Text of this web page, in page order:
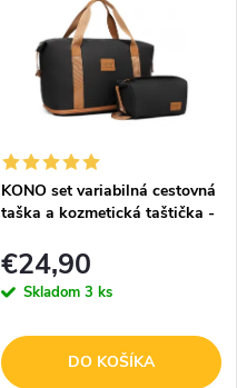
KONO set variabilná cestovná
taška a kozmetická taštička -
€24,90
Skladom 3 ks
DO KOŠÍKA